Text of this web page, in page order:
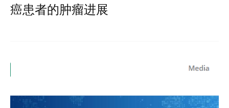
癌患者的肿瘤进展